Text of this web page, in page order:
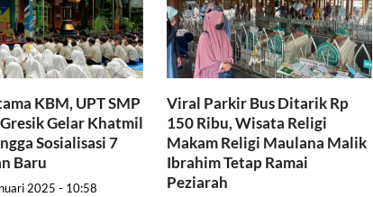
KBM, UPT SMP
Gelar Khatmil
Sosialisasi 7
Baru
2025 - 10:58
Viral Parkir Bus Ditarik Rp
150 Ribu, Wisata Religi
Makam Religi Maulana Malik
Ibrahim Tetap Ramai
Peziarah